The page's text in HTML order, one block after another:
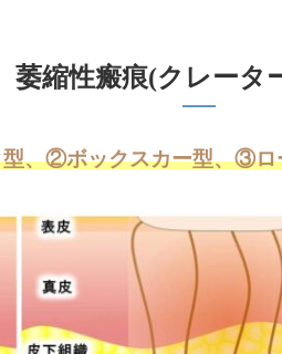
萎縮性瘢痕(クレータ
、②ボックスカー型、③ロ